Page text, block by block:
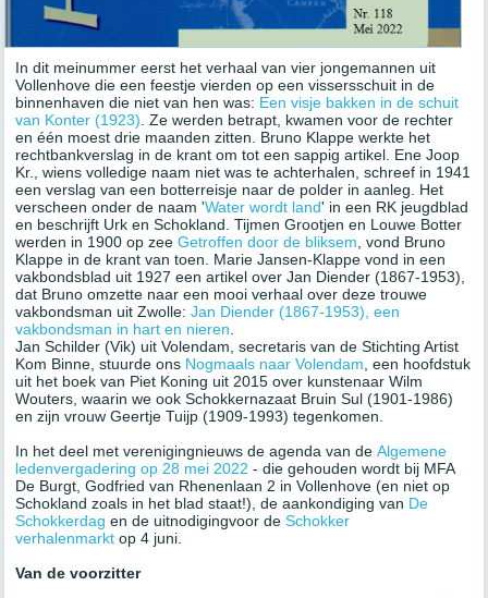
In dit meinummer eerst het verhaal van vier jongemannen uit
Vollenhove die een feestje vierden op een vissersschuit in de
binnenhaven die niet van hen was: Een visje bakken in de schuit
van Konter (1923) . Ze werden betrapt, kwamen voor de rechter
en één moest drie maanden zitten. Bruno Klappe werkte het
rechtbankverslag in de krant om tot een sappig artikel. Ene Joop
Kr., wiens volledige naam niet was te achterhalen, schreef in 1941
een verslag van een botterreisje naar de polder in aanleg. Het
verscheen onder de naam 'Water wordt land' in een RK jeugdblad
en beschrijft Urk en Schokland. Tijmen Grootjen en Louwe Botter
werden in 1900 op zeeGetroffen door de bliksem , vond Bruno
Klappe in de krant van toen. Marie Jansen-Klappe vond in een
vakbondsblad uit 1927 een artikel over Jan Diender (1867-1953),
dat Bruno omzette naar een mooi verhaal over deze trouwe
vakbondsman uit Zwolle:Jan Diender (1867-1953), een
vakbondsman in hart en nieren
Jan Schilder (Vik) uit Volendam, secretaris van de Stichting Artist
Kom Binne, stuurde ons Nogmaals naar Volendam , een hoofdstuk
uit het boek van Piet Koning uit 2015 over kunstenaar Wilm
Wouters, waarin we ook Schokkernazaat Bruin Sul (1901-1986)
en zijn vrouw Geertje Tuijp (1909-1993) tegenkomen.
In het deel met verenigingnieuws de agenda van deAlgemene
ledenvergadering op 28 mei 2022 - die gehouden wordt bij MFA
De Burgt, Godfried van Rhenenlaan 2 in Vollenhove (en niet op
Schokland zoals in het blad staat!), de aankondiging van De
Schokkerdag en de uitnodigingvoor deSchokker
verhalenmarkt op 4 juni.
Van de voorzitter